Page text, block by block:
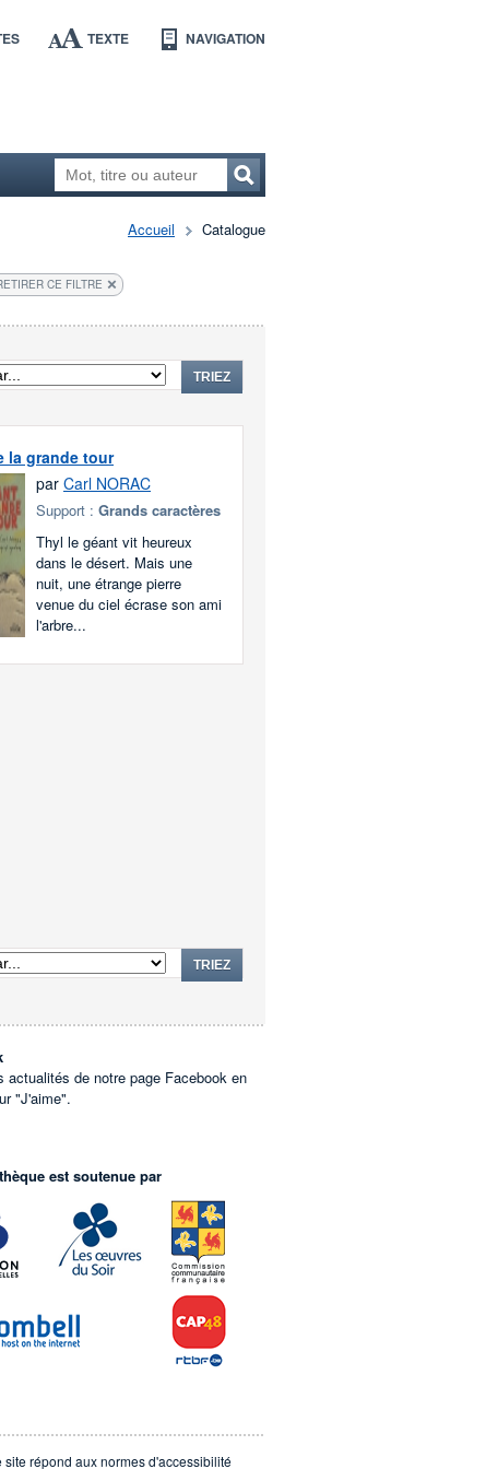
TEXTE NAVIGATION
Accueil Catalogue
CE FILTRE
TRIEZ
la grande tour
par Carl NORAC
Support : Grands caractères
Thyl le géant vit heureux
dans le désert. Mais une
nuit, une étrange pierre
venue du ciel écrase son ami
l'arbre...
TRIEZ
actualités de notre page Facebook en
"J'aime".
est soutenue par
site répond aux normes d'accessibilité